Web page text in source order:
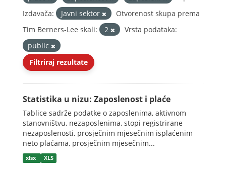
Izdavača:
Javni sektor
Otvorenost skupa prema
Tim Berners-Lee skali:
2
Vrsta podataka:
public
Filtriraj rezultate
Statistika u nizu: Zaposlenost i plaće
Tablice sadrže podatke o zaposlenima, aktivnom
stanovništvu, nezaposlenima, stopi registrirane
nezaposlenosti, prosječnim mjesečnim isplaćenim
neto plaćama, prosječnim mjesečnim...
xlsx XLS